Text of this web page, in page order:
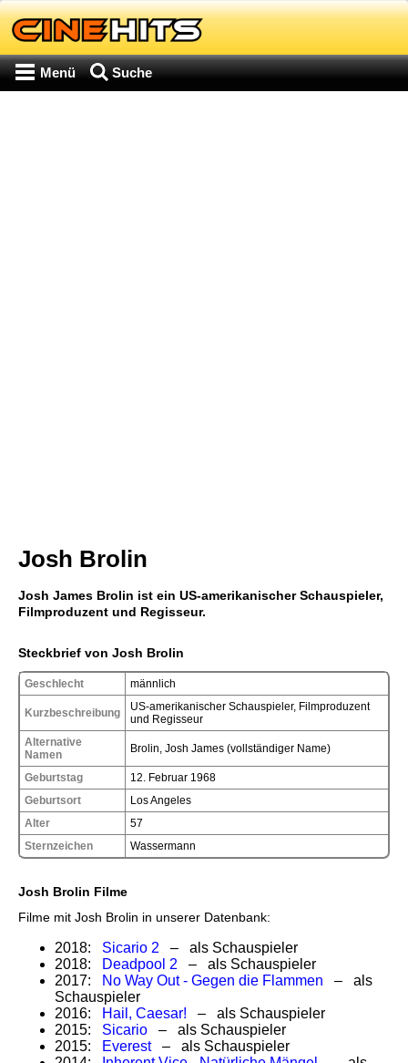
Menü Suche
Josh Brolin
Josh James Brolin ist ein US-amerikanischer Schauspieler,
Filmproduzent und Regisseur.
Steckbrief von Josh Brolin
Geschlecht männlich
Kurzbeschreibung
US-amerikanischer Schauspieler, Filmproduzent
und Regisseur
Alternative
Namen
Brolin, Josh James (vollständiger Name)
Geburtstag
12. Februar 1968
Geburtsort
Los Angeles
Alter
57
Sternzeichen
Wassermann
Josh Brolin Filme
Filme mit Josh Brolin in unserer Datenbank:
2018: Sicario 2 – als Schauspieler
2018:
Deadpool 2 – als Schauspieler
2017:
No Way Out - Gegen die Flammen – als
Schauspieler
2016:
Hail, Caesar! – als Schauspieler
2015: Sicario – als Schauspieler
2015:
Everest– als Schauspieler